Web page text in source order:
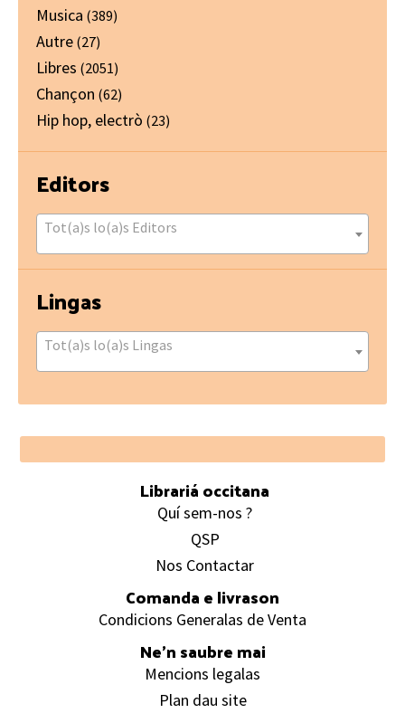
Musica (389)
Autre (27)
Libres (2051)
Chançon (62)
Hip hop, electrò (23)
Editors
Tot(a)s lo(a)s Editors
Lingas
Tot(a)s lo(a)s Lingas
Footer
Librariá occitana
Quí sem-nos ?
QSP
Nos Contactar
Comanda e livrason
Condicions Generalas de Venta
Ne’n saubre mai
Mencions legalas
Plan dau site